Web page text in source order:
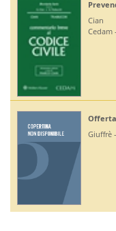
Cian
Cedam
Giuffrè